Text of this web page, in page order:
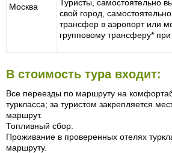
Москва
Туристы, самостоятельно
свой город,
трансфер в аэропорт или
групповому трансферу*
В стоимость тура входит:
Все переезды по маршруту на
туркласса; за туристом закрепляется
маршрут.
Топливный сбор.
Проживание в проверенных отелях
маршруту.